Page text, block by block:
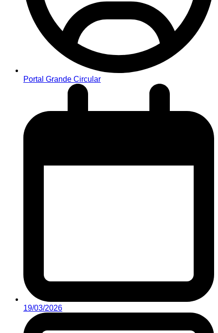
Portal Grande Circular
19/03/2026